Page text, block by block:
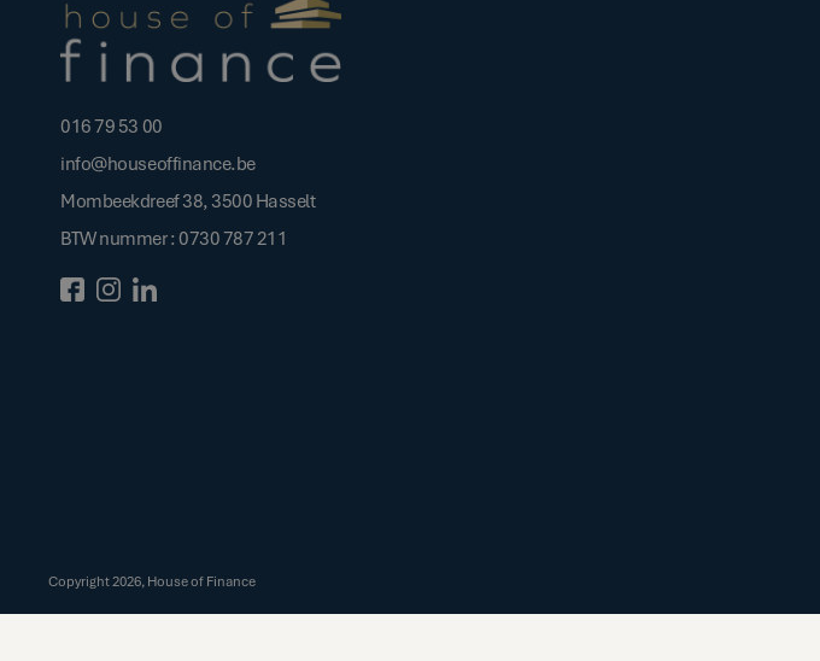
016 79 53 00
info@houseoffinance.be
Mombeekdreef 38, 3500 Hasselt
BTW nummer : 0730 787 211
Copyright 2026, House of Finance